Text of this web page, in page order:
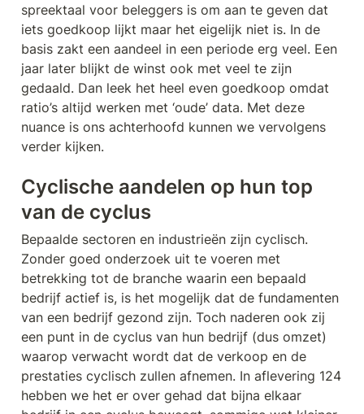
spreektaal voor beleggers is om aan te geven dat
iets goedkoop lijkt maar het eigelijk niet is. In de
basis zakt een aandeel in een periode erg veel. Een
jaar later blijkt de winst ook met veel te zijn
gedaald. Dan leek het heel even goedkoop omdat
ratio’s altijd werken met ‘oude’ data. Met deze
nuance is ons achterhoofd kunnen we vervolgens
verder kijken.
Cyclische aandelen op hun top
van de cyclus
Bepaalde sectoren en industrieën zijn cyclisch.
Zonder goed onderzoek uit te voeren met
betrekking tot de branche waarin een bepaald
bedrijf actief is, is het mogelijk dat de fundamenten
van een bedrijf gezond zijn. Toch naderen ook zij
een punt in de cyclus van hun bedrijf (dus omzet)
waarop verwacht wordt dat de verkoop en de
prestaties cyclisch zullen afnemen. In aflevering 124
hebben we het er over gehad dat bijna elkaar